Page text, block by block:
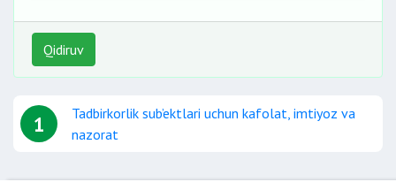
Qidiruv
1
Tadbirkorlik sub’ektlari uchun kafolat, imtiyoz va
nazorat